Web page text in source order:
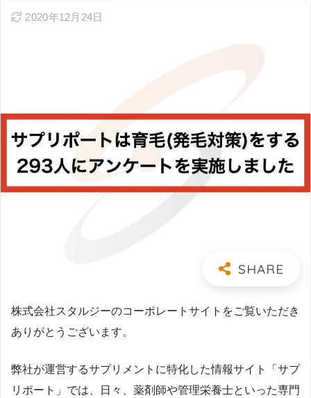
2020年12月24日
株式会社スタルジーのコーポレートサイトをご覧いただき
ありがとうございます。
弊社が運営するサプリメントに特化した情報サイト「サプ
リポート」では、日々、薬剤師や管理栄養士といった専門